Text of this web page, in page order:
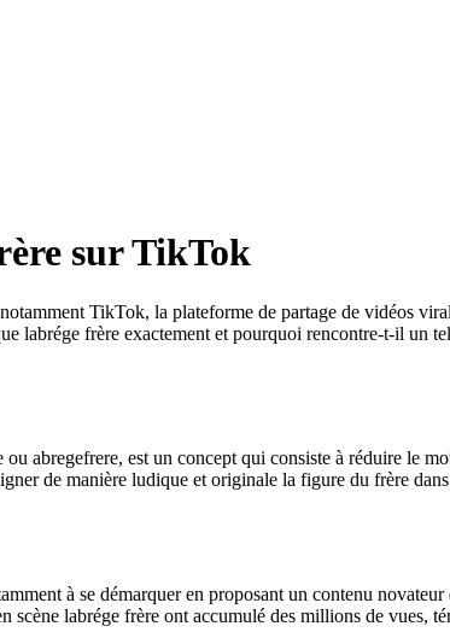
sur TikTok
TikTok, la plateforme de partage de vidéos
labrége frère exactement et pourquoi rencontre-t-il un
abregefrere, est un concept qui consiste à réduire le
de manière ludique et originale la figure du frère
à se démarquer en proposant un contenu
labrége frère ont accumulé des millions de vues,